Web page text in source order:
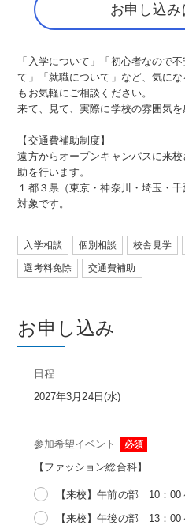
お申し込み
「入学について」「初心者なので
て」「就職について」など、気に
もお気軽にご相談ください。
来て、見て、実際に学校の雰囲気を
【交通費補助制度】
遠方からオープンキャンパスに来
助を行います。
１都３県（東京・神奈川・埼玉・
対象です。
入学相談 個別相談 校舎見学
選考料免除 交通費補助
お申し込み
日程
2027年3月24日(水)
参加希望イベント 必須
【ファッション総合科】
【来校】午前の部 10：00
【来校】午後の部 13：00